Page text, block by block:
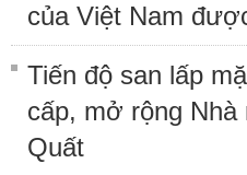
của Việt Nam
Tiến độ san lấp
cấp, mở rộng Nhà
Quất